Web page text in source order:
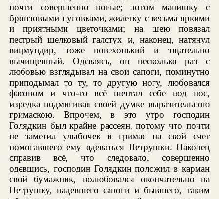
почти совершенно новые; потом манишку с
бронзовыми пуговками, жилетку с весьма яркими
и приятными цветочками; на шею повязал
пестрый шелковый галстух и, наконец, натянул
вицмундир, тоже новехонький и тщательно
вычищенный. Одеваясь, он несколько раз с
любовью взглядывал на свои сапоги, поминутно
приподымал то ту, то другую ногу, любовался
фасоном и что-то всё шептал себе под нос,
изредка подмигивая своей думке выразительною
гримаскою. Впрочем, в это утро господин
Голядкин был крайне рассеян, потому что почти
не заметил улыбочек и гримас на свой счет
помогавшего ему одеваться Петрушки. Наконец
справив всё, что следовало, совершенно
одевшись, господин Голядкин положил в карман
свой бумажник, полюбовался окончательно на
Петрушку, надевшего сапоги и бывшего, таким